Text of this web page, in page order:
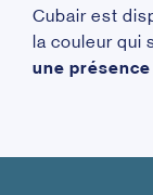
Cubair est
la couleur qui
une